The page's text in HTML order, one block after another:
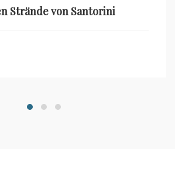
Strände von Santorini